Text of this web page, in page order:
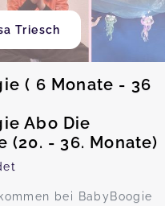
Triesch
( 6 Monate - 36
Abo Die
(20. - 36. Monate)
bei BabyBoogie